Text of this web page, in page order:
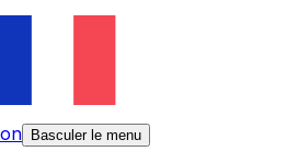
Basculer le menu